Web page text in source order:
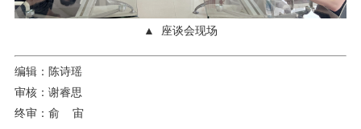
▲ 座谈会现场
编辑：陈诗瑶
审核：谢睿思
终审：俞 宙